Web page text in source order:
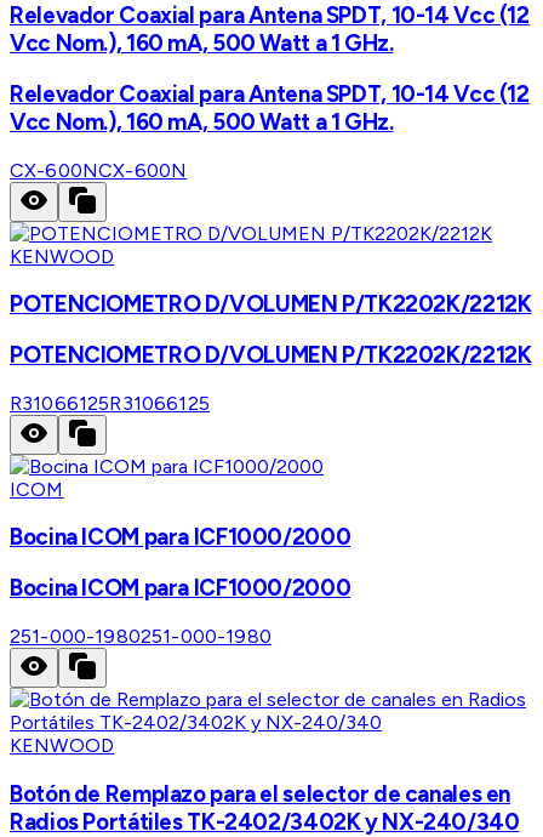
Relevador Coaxial para Antena SPDT, 10-14 Vcc (12
Vcc Nom.), 160 mA, 500 Watt a 1 GHz.
Relevador Coaxial para Antena SPDT, 10-14 Vcc (12
Vcc Nom.), 160 mA, 500 Watt a 1 GHz.
CX-600NCX-600N
KENWOOD
POTENCIOMETRO D/VOLUMEN P/TK2202K/2212K
POTENCIOMETRO D/VOLUMEN P/TK2202K/2212K
R31066125R31066125
ICOM
Bocina ICOM para ICF1000/2000
Bocina ICOM para ICF1000/2000
251-000-1980251-000-1980
KENWOOD
Botón de Remplazo para el selector de canales en
Radios Portátiles TK-2402/3402K y NX-240/340